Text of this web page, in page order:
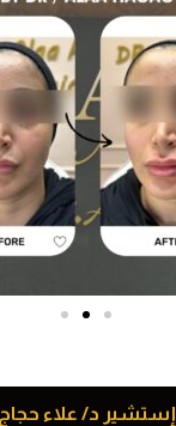
إستشير د/ علاء حجاج